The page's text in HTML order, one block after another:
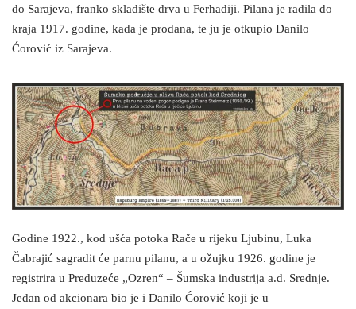
do Sarajeva, franko skladište drva u Ferhadiji. Pilana je radila do
kraja 1917. godine, kada je prodana, te ju je otkupio Danilo
Ćorović iz Sarajeva.
Godine 1922., kod ušća potoka Rače u rijeku Ljubinu, Luka
Čabrajić sagradit će parnu pilanu, a u ožujku 1926. godine je
registrira u Preduzeće „Ozren“ – Šumska industrija a.d. Srednje.
Jedan od akcionara bio je i Danilo Ćorović koji je u